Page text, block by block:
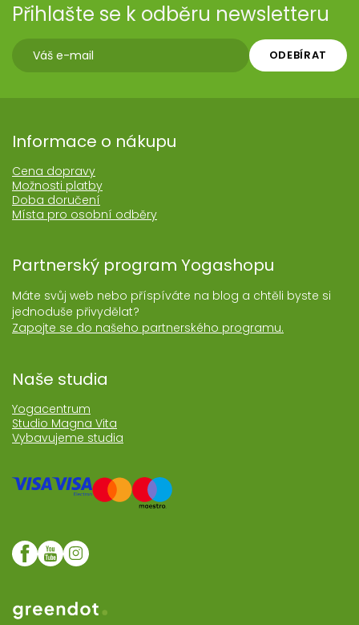
Přihlašte se k odběru newsletteru
ODEBÍRAT
Informace o nákupu
Cena dopravy
Možnosti platby
Doba doručení
Místa pro osobní odběry
Partnerský program Yogashopu
Máte svůj web nebo příspíváte na blog a chtěli byste si
jednoduše přivydělat?
Zapojte se do našeho partnerského programu.
Naše studia
Yogacentrum
Studio Magna Vita
Vybavujeme studia
Web realozoval Greendot